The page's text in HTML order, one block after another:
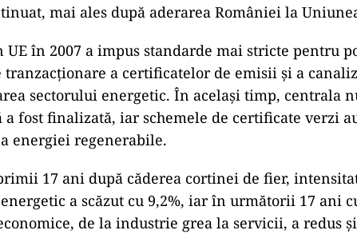
mai ales după aderarea României la
în 2007 a impus standarde mai stricte pentru
tranzacționare a certificatelor de emisii și a
sectorului energetic. În același timp, centrala
a fost finalizată, iar schemele de certificate verzi
energiei regenerabile.
17 ani după căderea cortinei de fier,
a scăzut cu 9,2%, iar în următorii 17 ani
de la industrie grea la servicii, a redus